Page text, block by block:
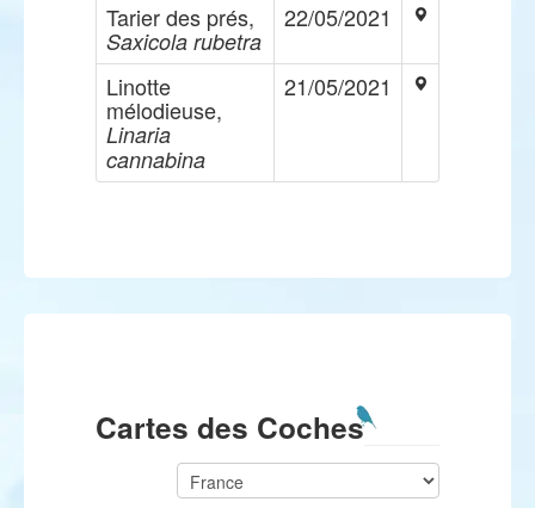
Tarier des prés,
Saxicola rubetra
22/05/2021
Linotte
mélodieuse,
Linaria
cannabina
21/05/2021
Cartes des Coches